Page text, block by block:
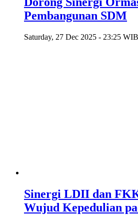
Pembangunan SDM
Saturday, 27 Dec 2025 - 23:25 WIB
Sinergi LDII dan
Wujud Kepedulian